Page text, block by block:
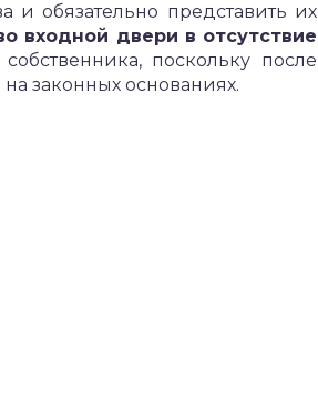
и обязательно представить их
входной двери в отсутствие
поскольку после
законных основаниях.